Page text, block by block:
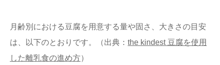
月齢別における豆腐を用意する量や固さ、大きさの目安
は、以下のとおりです。（出典： the kindest 豆腐を使用
した離乳食の進め方）